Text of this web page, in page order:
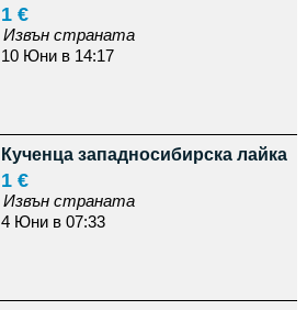
1 €
Извън страната
10 Юни в 14:17
Кученца западносибирска лайка
1 €
Извън страната
4 Юни в 07:33